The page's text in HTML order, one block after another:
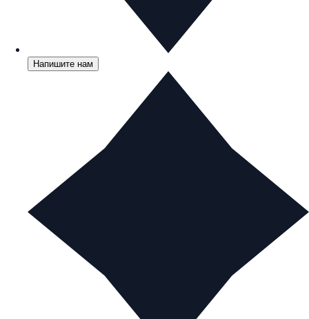
Напишите нам